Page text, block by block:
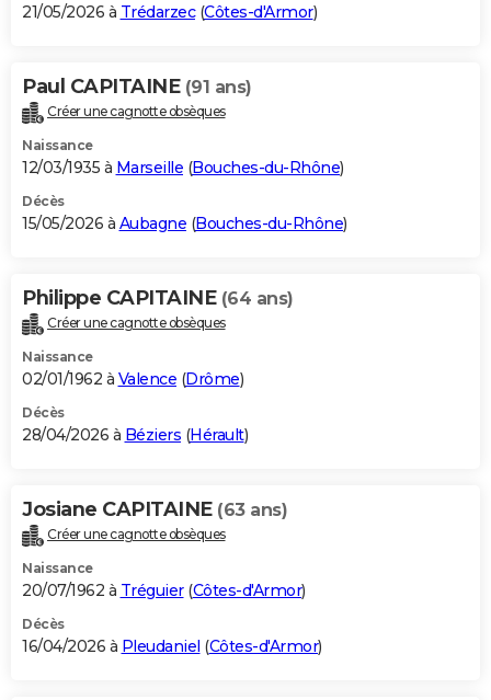
21/05/2026 à Trédarzec(Côtes-d'Armor)
Paul CAPITAINE (91 ans)
Créer une cagnotte obsèques
Naissance
12/03/1935 à Marseille (Bouches-du-Rhône)
Décès
15/05/2026 à Aubagne (Bouches-du-Rhône)
Philippe CAPITAINE (64 ans)
Créer une cagnotte obsèques
Naissance
02/01/1962 à Valence (Drôme)
Décès
28/04/2026 à Béziers (Hérault)
Josiane CAPITAINE (63 ans)
Créer une cagnotte obsèques
Naissance
20/07/1962 à Tréguier(Côtes-d'Armor)
Décès
16/04/2026 à Pleudaniel (Côtes-d'Armor)